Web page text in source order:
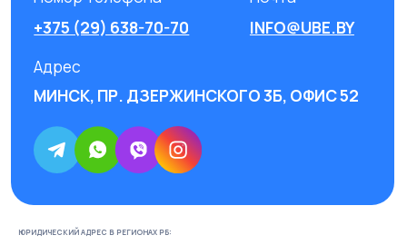
ЮРИДИЧЕСКИЙ АДРЕС В РЕГИОНАХ РБ: